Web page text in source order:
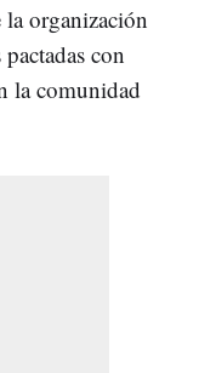
la organización
con
la comunidad